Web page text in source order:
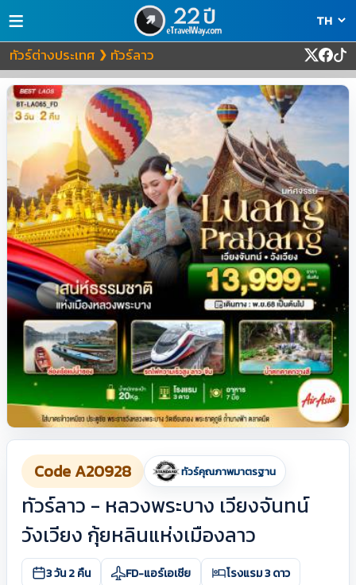
≡
ทัวร์ต่างประเทศ ❯ ทัวร์ลาว
Code A20928 ทัวร์คุณภาพมาตรฐาน
ทัวร์ลาว - หลวงพระบาง เวียงจันทน์
วังเวียง กุ้ยหลินแห่งเมืองลาว
3 วัน 2 คืน FD-แอร์เอเชีย โรงแรม 3 ดาว